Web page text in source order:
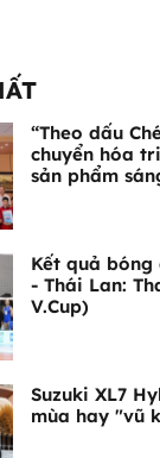
“Theo dấu
chuyển hóa
sản phẩm
Kết quả bóng
- Thái Lan:
V.Cup)
Suzuki XL7
mùa hay "vũ